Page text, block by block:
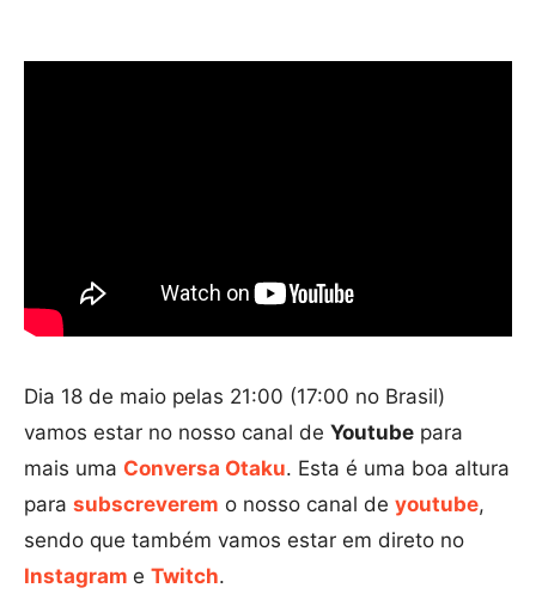
Dia 18 de maio pelas 21:00 (17:00 no Brasil)
vamos estar no nosso canal de Youtube para
mais uma Conversa Otaku. Esta é uma boa altura
para subscreverem o nosso canal de youtube,
sendo que também vamos estar em direto no
Instagram e Twitch.